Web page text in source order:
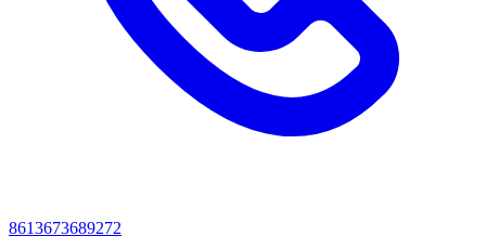
8613673689272